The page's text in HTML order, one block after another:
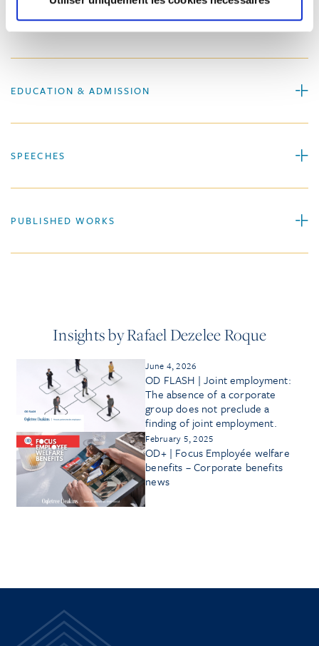
EXPERIENCE
EDUCATION & ADMISSION
SPEECHES
PUBLISHED WORKS
Insights by Rafael Dezelee Roque
June 4, 2026
OD FLASH | Joint employment:
The absence of a corporate
group does not preclude a
finding of joint employment.
February 5, 2025
OD+ | Focus Employée welfare
benefits – Corporate benefits
news